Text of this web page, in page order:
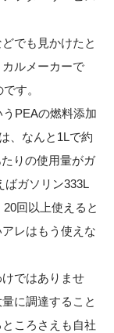
でも見かけたと
ルメーカーで
す。
PEAの燃料添加
、なんと1Lで約
りの使用量がガ
ばガソリン333L
回以上使えると
レはもう使えな
ではありませ
に調達すること
ころさえも自社